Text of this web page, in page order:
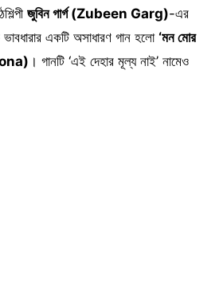
জুবিন গার্গ (Zubeen Garg)-এর
একটি অসাধারণ গান হলো ‘মন মোর
। গানটি ‘এই দেহার মূল্য নাই’ নামেও